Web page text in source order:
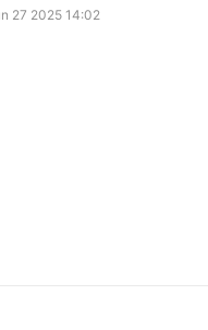
27 2025 14:02